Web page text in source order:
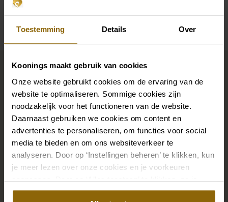
Toestemming Details Over
Koonings maakt gebruik van cookies
Onze website gebruikt cookies om de ervaring van de
website te optimaliseren. Sommige cookies zijn
noodzakelijk voor het functioneren van de website.
Daarnaast gebruiken we cookies om content en
advertenties te personaliseren, om functies voor social
media te bieden en om ons websiteverkeer te
analyseren. Door op ‘Instellingen beheren’ te klikken, kun
je meer lezen over onze cookies en je voorkeuren
aanpassen. Door op ‘Alles toestaan’ te klikken, ga je
akkoord met het gebruik van alle cookies.
Beschikbaarheid per winkel
Maak jouw bridallook
compleet
De perfecte trouwschoenen voor onder je trouwjurk,
maar ook kettingen, armbanden en oorbellen die
precies bij je bruidsjurk passen of een prachtige sluier,
haarband of haarspeld voor je bruidskapsel: jouw
bruidslook is pas af met bijpassende accessoires. Met